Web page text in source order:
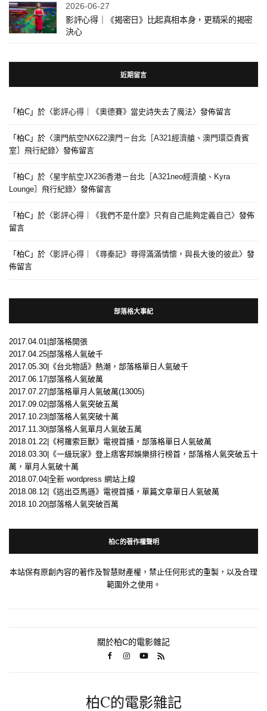
2026-06-27
影評心得｜《揭密日》比起真相本身，更精采的揭密
決心
近期留言
「 柏C 」於〈影評心得｜《奧德賽》當史詩失去了魔法〉發佈留言
「 柏C 」於〈澳門航空NX622澳門－台北［A321經濟艙、澳門環亞貴賓
室］飛行紀錄〉發佈留言
「 柏C 」於〈星宇航空JX236香港－台北［A321neo經濟艙、Kyra
Lounge］飛行紀錄〉發佈留言
「 柏C 」於〈影評心得｜《我們不是什麼》只有自己能夠定義自己〉發佈
留言
「 柏C 」於〈影評心得｜《尋秦記》尋得滿滿情懷，與長大後的彼此〉發
佈留言
部落格大事紀
2017.04.01|部落格開張
2017.04.25|部落格人氣破千
2017.05.30|《台北物語》熱潮，部落格單日人氣破千
2017.06.17|部落格人氣破萬
2017.07.27|部落格單月人氣破萬(13005)
2017.09.02|部落格人氣突破五萬
2017.10.23|部落格人氣突破十萬
2017.11.30|部落格人氣單月人氣破五萬
2018.01.22|《柯羅索巨獸》電視首播，部落格單日人氣破萬
2018.03.30|《一級玩家》登上痞客邦娛樂排行榜首，部落格人氣突破五十
萬，單月人氣破十萬
2018.07.04|全新 wordpress 網站上線
2018.08.12|《逃出亞馬遜》電視首播，單篇文章單日人氣破萬
2018.10.20|部落格人氣突破百萬
柏C的著作權聲明
本站保有原創內容的著作及智慧財產權，禁止任何形式的重製，以及合理
範圍外之使用。
關於柏C的電影雜記
柏C的電影雜記